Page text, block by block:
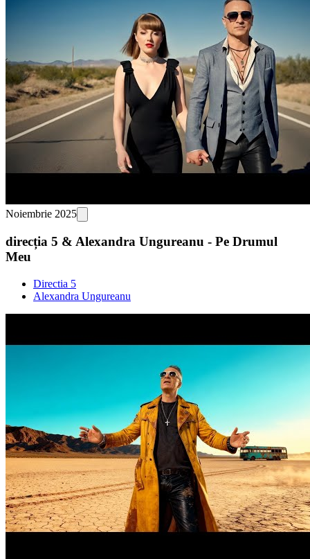
Noiembrie 2025
direcția 5 & Alexandra Ungureanu - Pe Drumul
Meu
Directia 5
Alexandra Ungureanu